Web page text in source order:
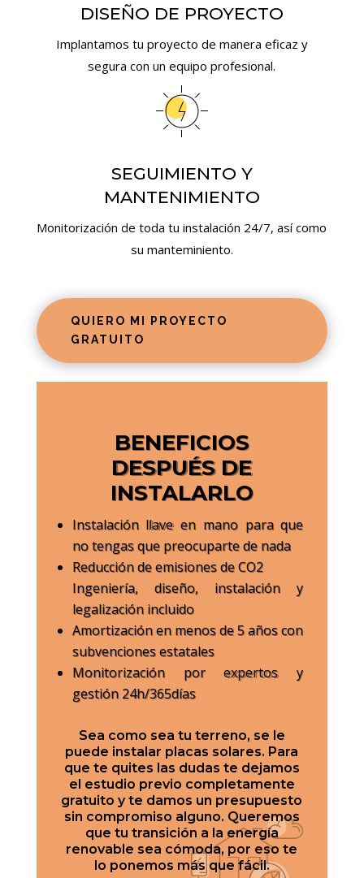
DISEÑO DE PROYECTO
Implantamos tu proyecto de manera eficaz y
segura con un equipo profesional.
SEGUIMIENTO Y
MANTENIMIENTO
Monitorización de toda tu instalación 24/7, así como
su manteminiento.
QUIERO MI PROYECTO
GRATUITO
BENEFICIOS
DESPUÉS DE
INSTALARLO
Instalación llave en mano para que
no tengas que preocuparte de nada
Reducción de emisiones de CO2
Ingeniería, diseño, instalación y
legalización incluido
Amortización en menos de 5 años con
subvenciones estatales
Monitorización por expertos y
gestión 24h/365días
Sea como sea tu terreno, se le
puede instalar placas solares. Para
que te quites las dudas te dejamos
el estudio previo completamente
gratuito y te damos un presupuesto
sin compromiso alguno. Queremos
que tu transición a la energía
renovable sea cómoda, por eso te
lo ponemos más que fácil.